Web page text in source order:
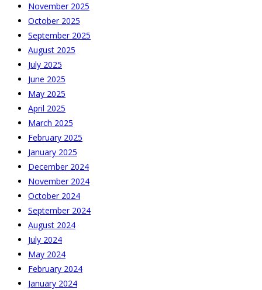
November 2025
October 2025
September 2025
August 2025
July 2025
June 2025
May 2025
April 2025
March 2025
February 2025
January 2025
December 2024
November 2024
October 2024
September 2024
August 2024
July 2024
May 2024
February 2024
January 2024